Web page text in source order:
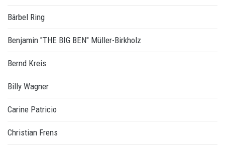
Bärbel Ring
Benjamin "THE BIG BEN" Müller-Birkholz
Bernd Kreis
Billy Wagner
Carine Patricio
Christian Frens